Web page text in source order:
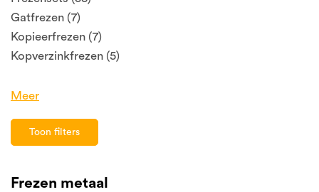
Gatfrezen (7)
Kopieerfrezen (7)
Kopverzinkfrezen (5)
Meer
Toon filters
Frezen metaal